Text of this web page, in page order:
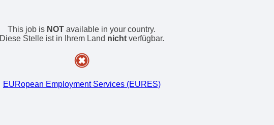
This job is NOT available in your country.
Diese Stelle ist in Ihrem Land nichtverfügbar.
EURopean Employment Services (EURES)